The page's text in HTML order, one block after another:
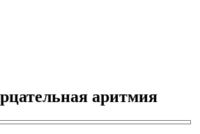
аритмия